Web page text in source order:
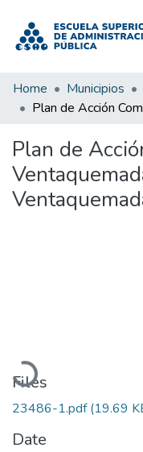
Home Municipios
Plan de
Loading...
Files
23486-1.pdf(19.69
Date